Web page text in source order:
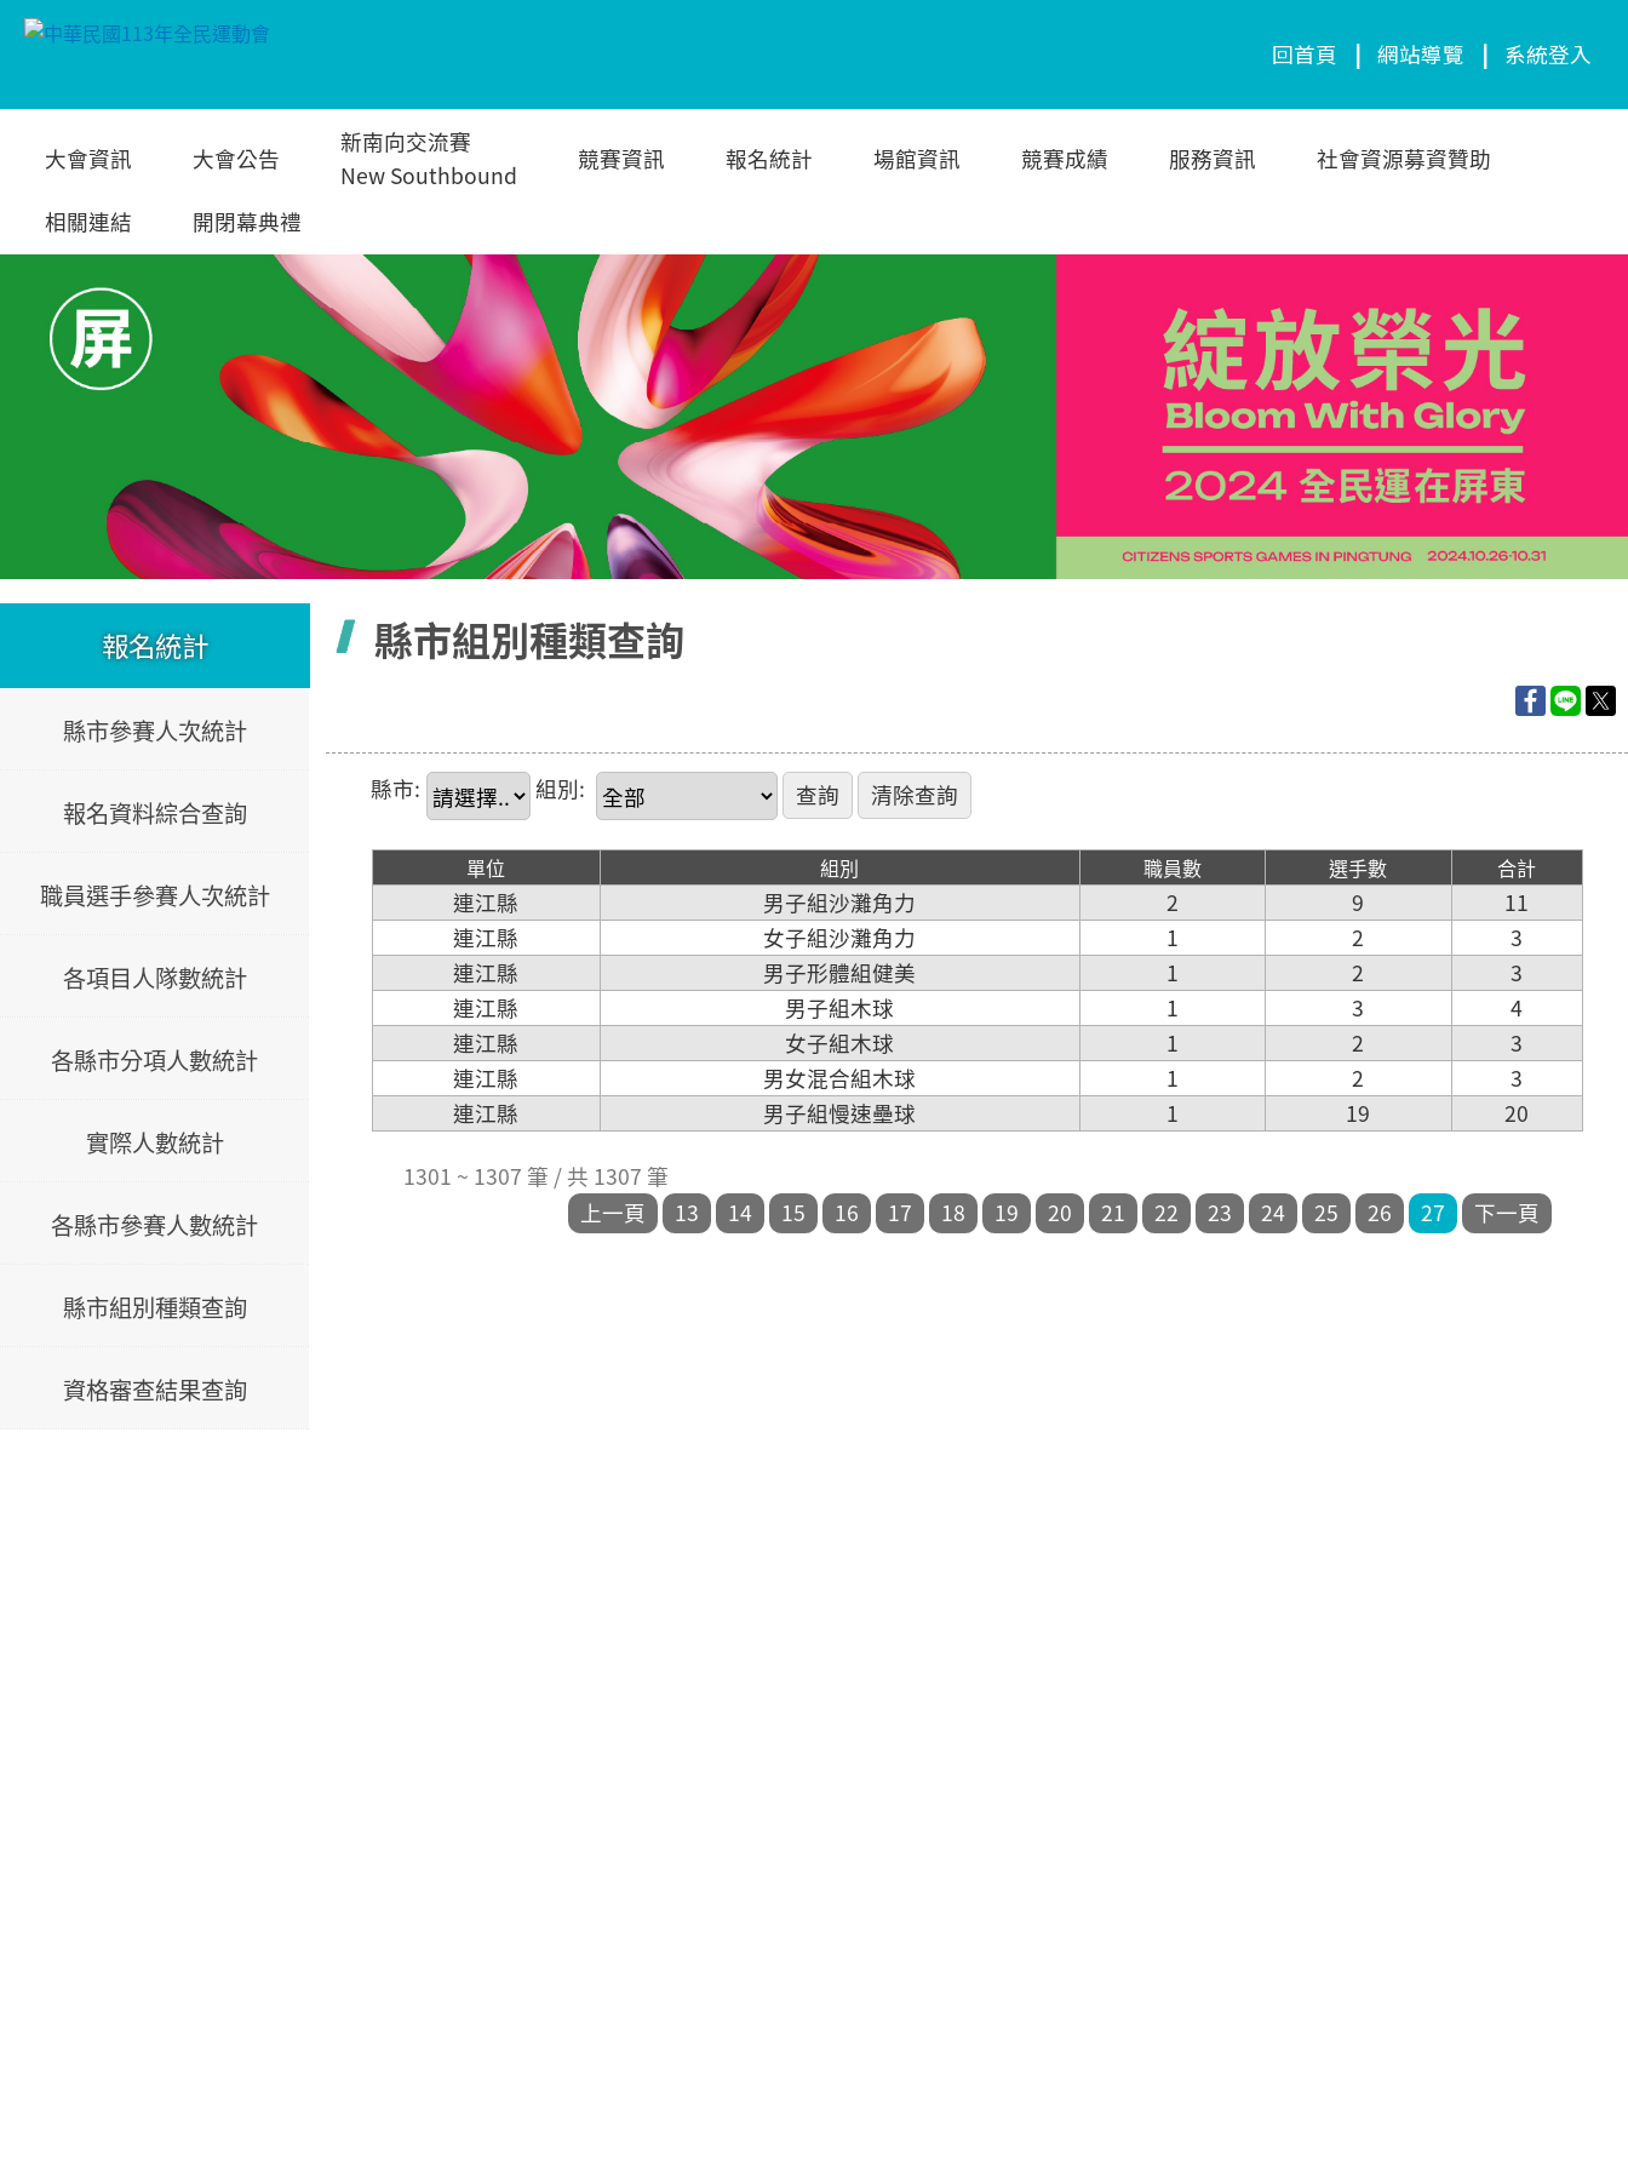
容
回首頁 | 網站導覽 | 系統登入
大會資訊 大會公告
新南向交流賽
New Southbound
競賽資訊 報名統計 場館資訊 競賽成績 服務資訊 社會資源募資贊助
相關連結 開閉幕典禮
報名統計
縣市參賽人次統計
報名資料綜合查詢
職員選手參賽人次統計
各項目人隊數統計
各縣市分項人數統計
實際人數統計
各縣市參賽人數統計
縣市組別種類查詢
資格審查結果查詢
縣市組別種類查詢
縣市: 組別:
單位 組別 職員數 選手數 合計
連江縣 男子組沙灘角力 2 9
11
連江縣
女子組沙灘角力 1 2
3
連江縣
男子形體組健美 1 2
3
連江縣
男子組木球 1 3
4
連江縣
女子組木球 1 2
3
連江縣
男女混合組木球 1 2
3
連江縣
男子組慢速壘球 1 19 20
1301 ~ 1307 筆 / 共 1307 筆